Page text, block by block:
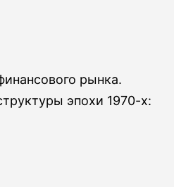
рынка.
эпохи 1970-х: